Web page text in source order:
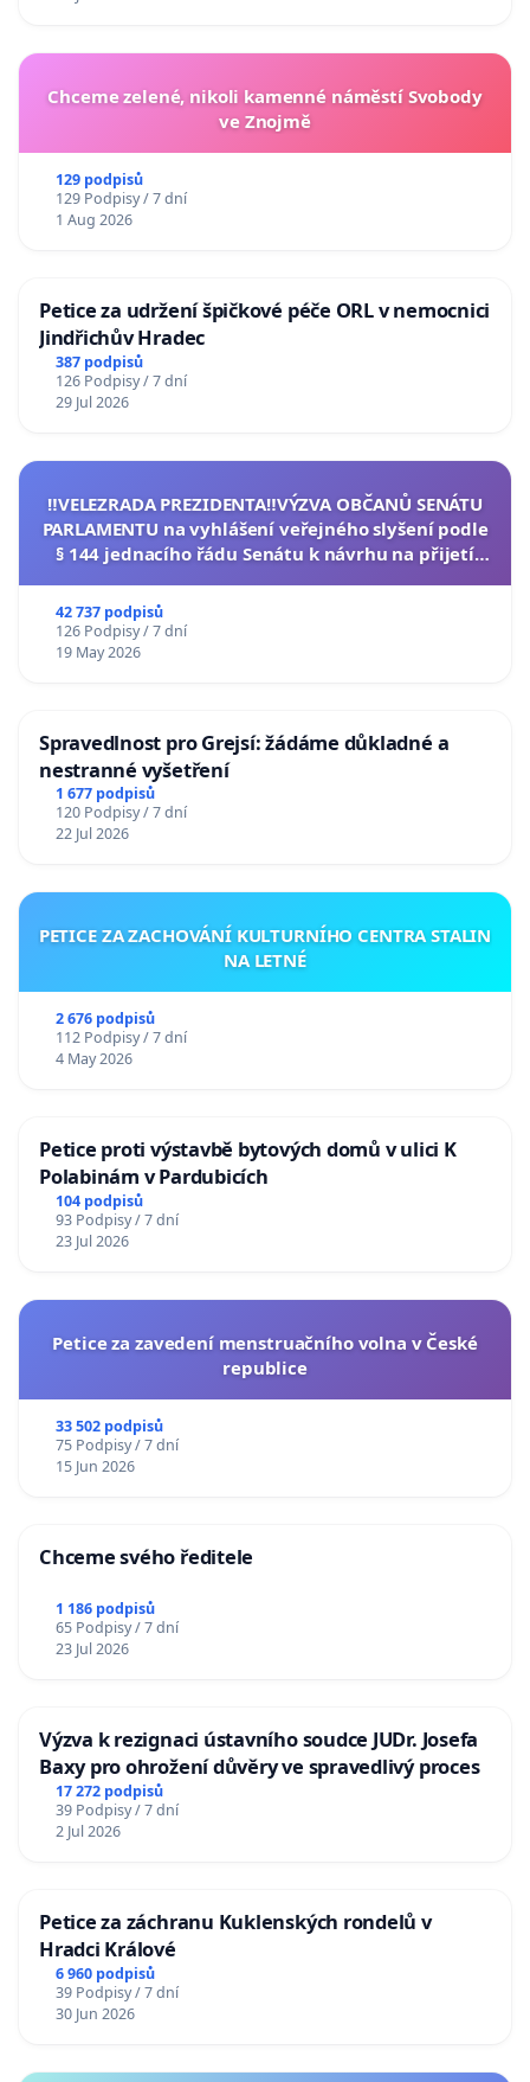
Chceme zelené, nikoli kamenné náměstí Svobody
ve Znojmě
129 podpisů
129 Podpisy / 7 dní
1 Aug 2026
Petice za udržení špičkové péče ORL v nemocnici
Jindřichův Hradec
387 podpisů
126 Podpisy / 7 dní
29 Jul 2026
‼️VELEZRADA PREZIDENTA‼️VÝZVA OBČANŮ SENÁTU
PARLAMENTU na vyhlášení veřejného slyšení podle
§ 144 jednacího řádu Senátu k návrhu na přijetí
42 737 podpisů
126 Podpisy / 7 dní
19 May 2026
Spravedlnost pro Grejsí: žádáme důkladné a
nestranné vyšetření
1 677 podpisů
120 Podpisy / 7 dní
22 Jul 2026
PETICE ZA ZACHOVÁNÍ KULTURNÍHO CENTRA STALIN
NA LETNÉ
2 676 podpisů
112 Podpisy / 7 dní
4 May 2026
Petice proti výstavbě bytových domů v ulici K
Polabinám v Pardubicích
104 podpisů
93 Podpisy / 7 dní
23 Jul 2026
Petice za zavedení menstruačního volna v České
republice
33 502 podpisů
75 Podpisy / 7 dní
15 Jun 2026
Chceme svého ředitele
1 186 podpisů
65 Podpisy / 7 dní
23 Jul 2026
Výzva k rezignaci ústavního soudce JUDr. Josefa
Baxy pro ohrožení důvěry ve spravedlivý proces
17 272 podpisů
39 Podpisy / 7 dní
2 Jul 2026
Petice za záchranu Kuklenských rondelů v
Hradci Králové
6 960 podpisů
39 Podpisy / 7 dní
30 Jun 2026